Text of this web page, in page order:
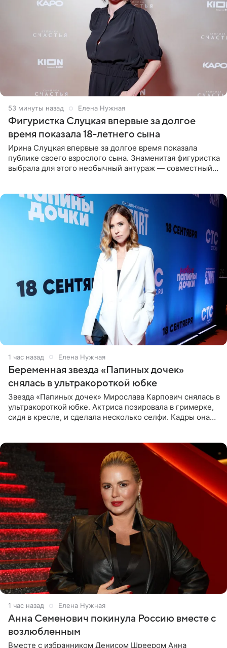
53 минуты назад Елена Нужная
Фигуристка Слуцкая впервые за долгое
время показала 18-летнего сына
Ирина Слуцкая впервые за долгое время показала
публике своего взрослого сына. Знаменитая фигуристка
выбрала для этого необычный антураж — совместный
1 час назад Елена Нужная
Беременная звезда «Папиных дочек»
снялась в ультракороткой юбке
Звезда «Папиных дочек» Мирослава Карпович снялась в
ультракороткой юбке. Актриса позировала в гримерке,
сидя в кресле, и сделала несколько селфи. Кадры она
1 час назад Елена Нужная
Анна Семенович покинула Россию вместе с
возлюбленным
Вместе с избранником Денисом Шреером Анна